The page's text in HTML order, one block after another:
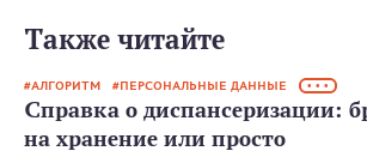
Также читайте
АЛГОРИТМ ПЕРСОНАЛЬНЫЕ ДАННЫЕ • • •
Справка о диспансеризации:
на хранение или просто